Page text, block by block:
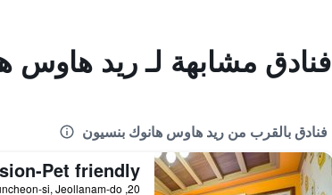
فنادق مشابهة لـ ريد هاوس
فنادق بالقرب من ريد هاوس هانوك بنسيون